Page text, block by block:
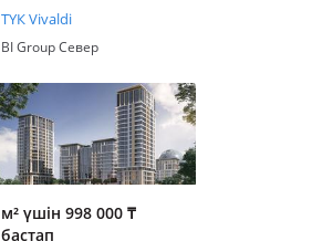
ТҮК Vivaldi
BI Group Север
м² үшін 998 000 ₸
бастап